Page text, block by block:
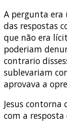
A pergunta
das respostas
que não era
poderiam
contrario
sublevariam
aprovava a
Jesus
com a